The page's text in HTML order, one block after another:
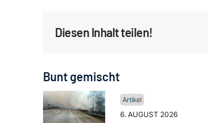
Diesen Inhalt teilen!
Bunt gemischt
6. AUGUST 2026